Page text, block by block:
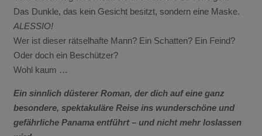
Das Dunkle, das kein Gesicht besitzt, sondern eine Maske.
ALESSIO!
Wer ist dieser rätselhafte Mann? Ein Schatten? Ein Feind?
Oder doch ein Beschützer?
Wohl kaum …
Ein sinnlich düsterer Roman, der dich auf eine ganz
besondere, spektakuläre Reise ins wunderschöne und
gefährliche Panama entführt – und nicht mehr loslassen